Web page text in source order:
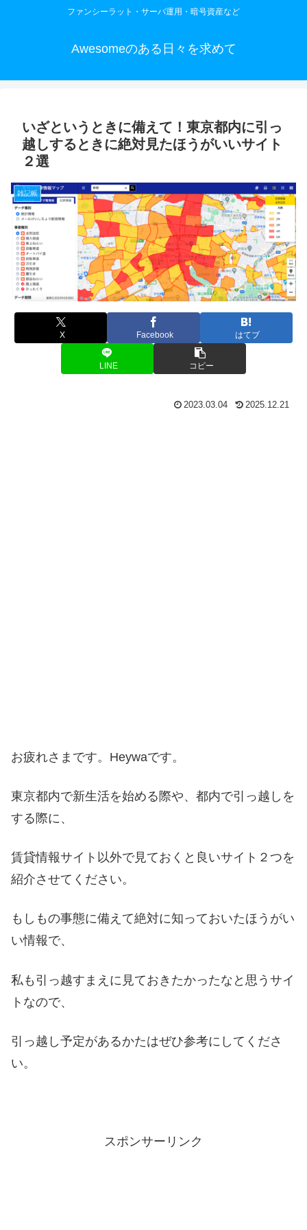
ファンシーラット・サーバ運用・暗号資産など
Awesomeのある日々を求めて
いざというときに備えて！東京都内に引っ
越しするときに絶対見たほうがいいサイト
２選
雑記帳
X Facebook はてブ
LINE コピー
2023.03.04 2025.12.21
お疲れさまです。Heywaです。
東京都内で新生活を始める際や、都内で引っ越しを
する際に、
賃貸情報サイト以外で見ておくと良いサイト２つを
紹介させてください。
もしもの事態に備えて絶対に知っておいたほうがい
い情報で、
私も引っ越すまえに見ておきたかったなと思うサイ
トなので、
引っ越し予定があるかたはぜひ参考にしてくださ
い。
スポンサーリンク